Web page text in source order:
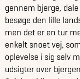
gennem bjerge,
besøge den lille
men det er en tur
enkelt snoet vej,
oplevelse i sig selv
udsigter over